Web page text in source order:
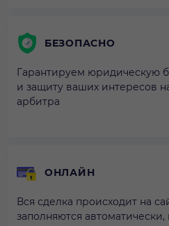
БЕЗОПАСНО
Гарантируем юридическую
и защиту ваших интересов
арбитра
ОНЛАЙН
Вся сделка происходит на
заполняются